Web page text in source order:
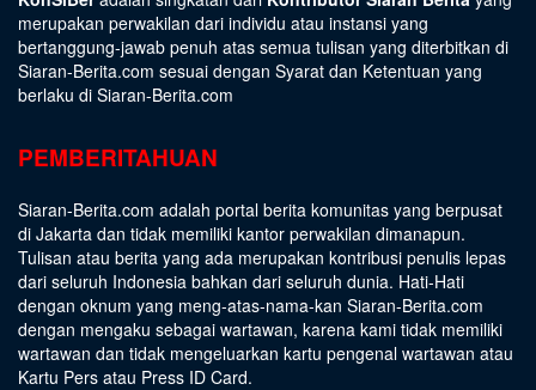
merupakan perwakilan dari individu atau instansi yang
bertanggung-jawab penuh atas semua tulisan yang diterbitkan di
Siaran-Berita.com sesuai dengan Syarat dan Ketentuan yang
berlaku di Siaran-Berita.com
PEMBERITAHUAN
Siaran-Berita.com adalah portal berita komunitas yang berpusat
di Jakarta dan tidak memiliki kantor perwakilan dimanapun.
Tulisan atau berita yang ada merupakan kontribusi penulis lepas
dari seluruh Indonesia bahkan dari seluruh dunia. Hati-Hati
dengan oknum yang meng-atas-nama-kan Siaran-Berita.com
dengan mengaku sebagai wartawan, karena kami tidak memiliki
wartawan dan tidak mengeluarkan kartu pengenal wartawan atau
Kartu Pers atau Press ID Card.